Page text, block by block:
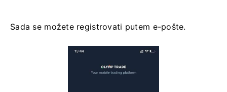
Sada se možete registrovati putem e-pošte.